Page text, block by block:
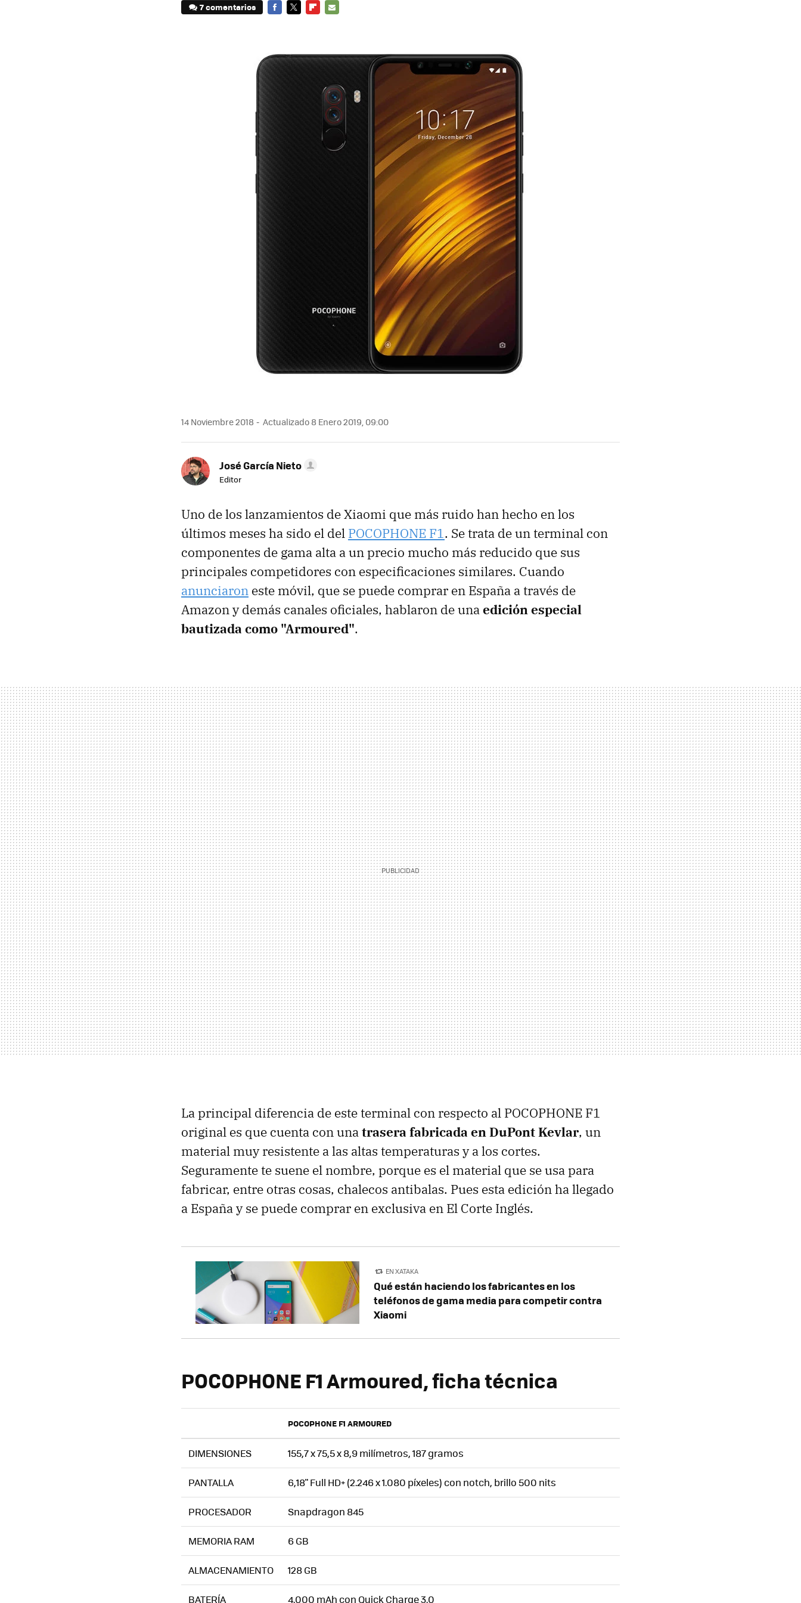
7 comentarios
14 Noviembre 2018 Actualizado 8 Enero 2019, 09:00
José García Nieto
Editor
Uno de los lanzamientos de Xiaomi que más ruido han hecho en los
últimos meses ha sido el del POCOPHONE F1. Se trata de un terminal con
componentes de gama alta a un precio mucho más reducido que sus
principales competidores con especificaciones similares. Cuando
anunciaron este móvil, que se puede comprar en España a través de
Amazon y demás canales oficiales, hablaron de unaedición especial
bautizada como "Armoured".
La principal diferencia de este terminal con respecto al POCOPHONE F1
original es que cuenta con unatrasera fabricada en DuPont Kevlar, un
material muy resistente a las altas temperaturas y a los cortes.
Seguramente te suene el nombre, porque es el material que se usa para
fabricar, entre otras cosas, chalecos antibalas. Pues esta edición ha llegado
a España y se puede comprar en exclusiva en El Corte Inglés.
EN XATAKA
Qué están haciendo los fabricantes en los
teléfonos de gama media para competir contra
Xiaomi
POCOPHONE F1 Armoured, ficha técnica
POCOPHONE F1 ARMOURED
DIMENSIONES 155,7 x 75,5 x 8,9 milímetros, 187 gramos
PANTALLA 6,18" Full HD+ (2.246 x 1.080 píxeles) con notch, brillo 500 nits
PROCESADOR Snapdragon 845
MEMORIA RAM 6 GB
ALMACENAMIENTO 128 GB
BATERÍA 4.000 mAh con Quick Charge 3.0